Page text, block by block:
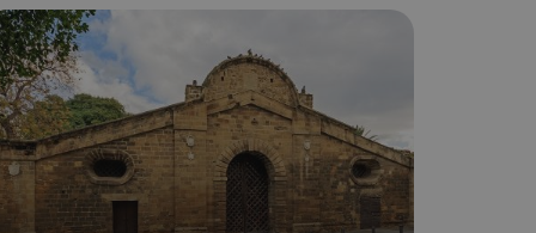
δηλαδή να
στον χρήστη
όπως είναι το
push down
δηλαδή να
στον χρήστη
όπως είναι το
push down